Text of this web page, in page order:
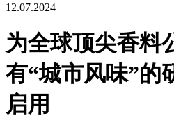
12.07.2024
为全球顶尖香料
有“城市风味”的
启用